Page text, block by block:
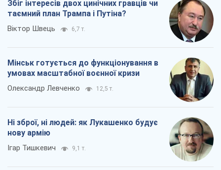
Збіг інтересів двох цинічних гравців чи
таємний план Трампа і Путіна?
Віктор Швець 6,7 т.
Мінськ готується до функціонування в
умовах масштабної воєнної кризи
Олександр Левченко 12,5 т.
Ні зброї, ні людей: як Лукашенко будує
нову армію
Ігар Тишкевич 9,1 т.